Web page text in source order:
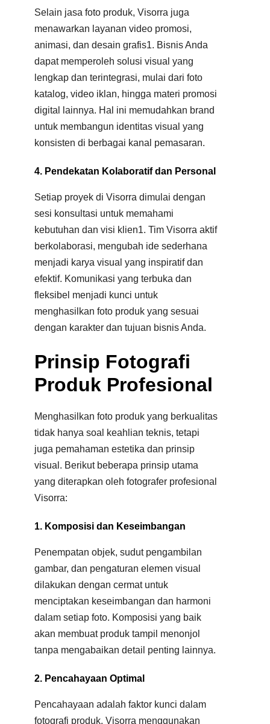
Selain jasa foto produk, Visorra juga
menawarkan layanan video promosi,
animasi, dan desain grafis1. Bisnis Anda
dapat memperoleh solusi visual yang
lengkap dan terintegrasi, mulai dari foto
katalog, video iklan, hingga materi promosi
digital lainnya. Hal ini memudahkan brand
untuk membangun identitas visual yang
konsisten di berbagai kanal pemasaran.
4. Pendekatan Kolaboratif dan Personal
Setiap proyek di Visorra dimulai dengan
sesi konsultasi untuk memahami
kebutuhan dan visi klien1. Tim Visorra aktif
berkolaborasi, mengubah ide sederhana
menjadi karya visual yang inspiratif dan
efektif. Komunikasi yang terbuka dan
fleksibel menjadi kunci untuk
menghasilkan foto produk yang sesuai
dengan karakter dan tujuan bisnis Anda.
Prinsip Fotografi
Produk Profesional
Menghasilkan foto produk yang berkualitas
tidak hanya soal keahlian teknis, tetapi
juga pemahaman estetika dan prinsip
visual. Berikut beberapa prinsip utama
yang diterapkan oleh fotografer profesional
Visorra:
1. Komposisi dan Keseimbangan
Penempatan objek, sudut pengambilan
gambar, dan pengaturan elemen visual
dilakukan dengan cermat untuk
menciptakan keseimbangan dan harmoni
dalam setiap foto. Komposisi yang baik
akan membuat produk tampil menonjol
tanpa mengabaikan detail penting lainnya.
2. Pencahayaan Optimal
Pencahayaan adalah faktor kunci dalam
fotografi produk. Visorra menggunakan